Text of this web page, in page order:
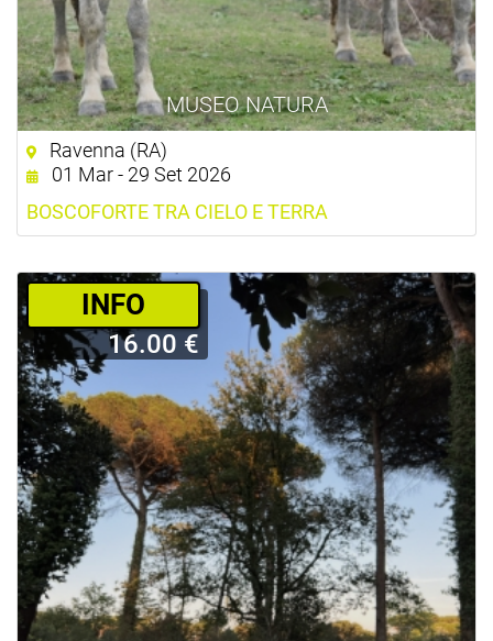
MUSEO NATURA
Ravenna (RA)
01 Mar - 29 Set 2026
BOSCOFORTE TRA CIELO E TERRA
­INFO
16.00 €